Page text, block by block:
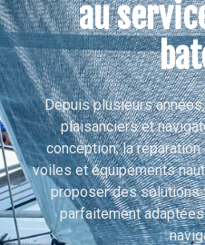
au
Depuis plusieurs
plaisanciers et
conception, la
voiles et équipements
proposer des solutions
parfaitement